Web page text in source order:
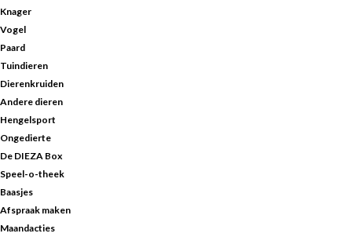
Knager
Vogel
Paard
Tuindieren
Dierenkruiden
Andere dieren
Hengelsport
Ongedierte
De DIEZA Box
Speel-o-theek
Baasjes
Afspraak maken
Maandacties